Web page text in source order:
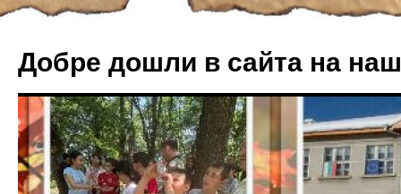
Добре дошли в сайта на